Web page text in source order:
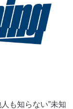
も知らない”未知